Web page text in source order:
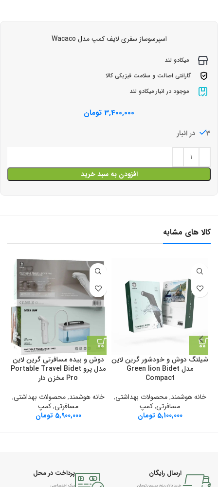
اسپرسوساز سفری لایف کمپ مدل Wacaco
میکادو لند
گارانتی اصالت و سلامت فیزیکی کالا
موجود در انبار میکادو لند
3,400,000 تومان
3 در انبار
افزودن به سبد خرید
کالا های مشابه
شیلنگ دوش و خودشور گرین لاین
مدل Green lion Bidet
Compact
خانه هوشمند,محصولات بهداشتی,
مسافرتی,کمپ
5,100,000 تومان
دوش و بیده مسافرتی گرین لاین
مدل پرو Portable Travel Bidet
Pro مخزن دار
خانه هوشمند,محصولات بهداشتی,
مسافرتی,کمپ
5,900,000 تومان
ارسال رایگان
خرید بالای پنج میلیون تومان
پرداخت در محل
پیک اختصاصی